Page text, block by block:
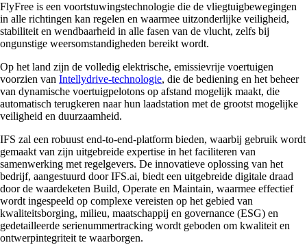
FlyFree is een voortstuwingstechnologie die de vliegtuigbewegingen
in alle richtingen kan regelen en waarmee uitzonderlijke veiligheid,
stabiliteit en wendbaarheid in alle fasen van de vlucht, zelfs bij
ongunstige weersomstandigheden bereikt wordt.
Op het land zijn de volledig elektrische, emissievrije voertuigen
voorzien van Intellydrive-technologie, die de bediening en het beheer
van dynamische voertuigpelotons op afstand mogelijk maakt, die
automatisch terugkeren naar hun laadstation met de grootst mogelijke
veiligheid en duurzaamheid.
IFS zal een robuust end-to-end-platform bieden, waarbij gebruik wordt
gemaakt van zijn uitgebreide expertise in het faciliteren van
samenwerking met regelgevers. De innovatieve oplossing van het
bedrijf, aangestuurd door IFS.ai, biedt een uitgebreide digitale draad
door de waardeketen Build, Operate en Maintain, waarmee effectief
wordt ingespeeld op complexe vereisten op het gebied van
kwaliteitsborging, milieu, maatschappij en governance (ESG) en
gedetailleerde serienummertracking wordt geboden om kwaliteit en
ontwerpintegriteit te waarborgen.